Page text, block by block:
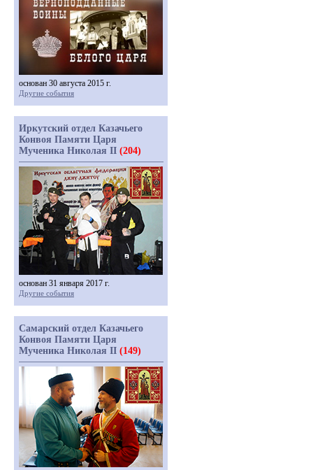
основан 30 августа 2015 г.
Другие события
Иркутский отдел Казачьего
Конвоя Памяти Царя
Мученика Николая II (204)
основан 31 января 2017 г.
Другие события
Самарский отдел Казачьего
Конвоя Памяти Царя
Мученика Николая II (149)